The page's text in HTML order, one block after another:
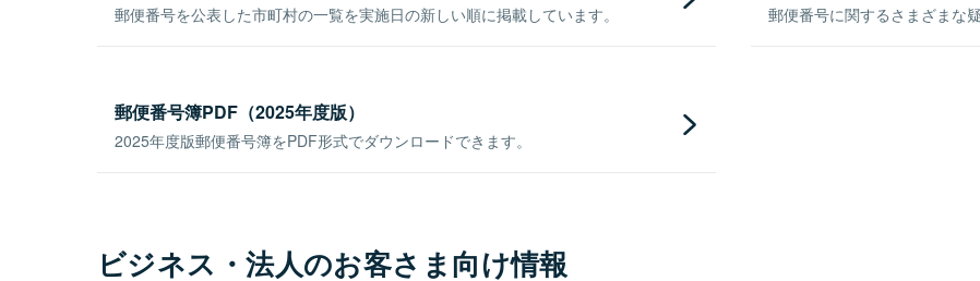
郵便番号を公表した市町村の一覧を実施日の新しい順に掲載しています。 郵便番号に関するさまざまな
郵便番号簿PDF（2025年度版）
2025年度版郵便番号簿をPDF形式でダウンロードできます。
ビジネス・法人のお客さま向け情報